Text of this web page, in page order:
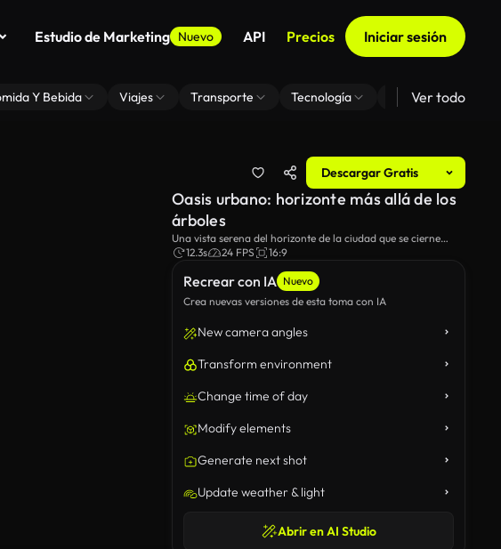
Estudio de Marketing Nuevo API Precios Iniciar sesión
Y Bebida Viajes Transporte Tecnología Zoom De Fondo
Ver todo
Descargar Gratis
Recrear con IA Nuevo
Crea nuevas versiones de esta toma con IA
New camera angles
Transform environment
Change time of day
Modify elements
Generate next shot
Update weather & light
Abrir en AI Studio
Oasis urbano: horizonte más allá de los
árboles
Una vista serena del horizonte de la ciudad que se cierne
sobre un bosque verde y exuberante bajo un cielo azul claro.
12.3s 24 FPS 16:9